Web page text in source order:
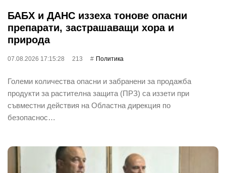
БАБХ и ДАНС иззеха тонове опасни
препарати, застрашаващи хора и
природа
07.08.2026 17:15:28 213 Политика
Големи количества опасни и забранени за продажба
продукти за растителна защита (ПРЗ) са иззети при
съвместни действия на Областна дирекция по
безопаснос…